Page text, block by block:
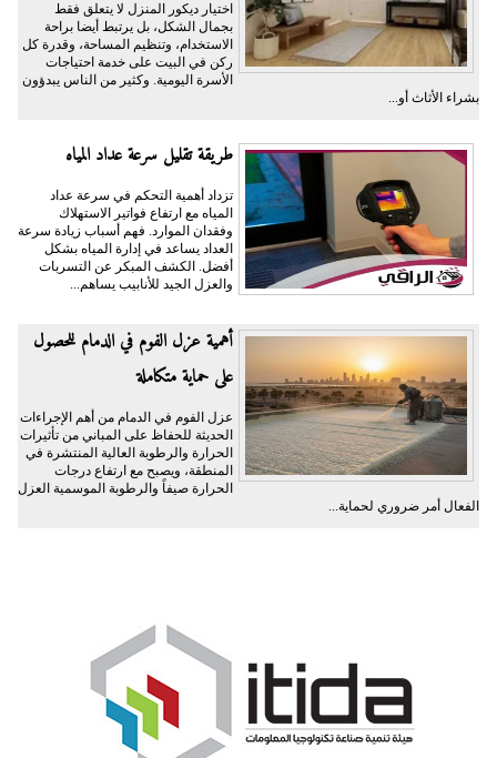
اختيار ديكور المنزل لا يتعلق فقط
بجمال الشكل، بل يرتبط أيضا براحة
الاستخدام، وتنظيم المساحة، وقدرة كل
ركن في البيت على خدمة احتياجات
الأسرة اليومية. وكثير من الناس يبدؤون
بشراء الأثاث أو...
طريقة تقليل سرعة عداد المياه
تزداد أهمية التحكم في سرعة عداد
المياه مع ارتفاع فواتير الاستهلاك
وفقدان الموارد. فهم أسباب زيادة سرعة
العداد يساعد في إدارة المياه بشكل
أفضل. الكشف المبكر عن التسربات
والعزل الجيد للأنابيب يساهم...
أهمية عزل الفوم في الدمام للحصول
على حماية متكاملة
عزل الفوم في الدمام من أهم الإجراءات
الحديثة للحفاظ على المباني من تأثيرات
الحرارة والرطوبة العالية المنتشرة في
المنطقة، ويصبح مع ارتفاع درجات
الحرارة صيفاً والرطوبة الموسمية العزل
الفعال أمر ضروري لحماية...